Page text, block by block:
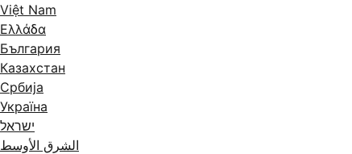
Việt Nam
Ελλάδα
България
Казахстан
Србија
Україна
ישראל
الشرق الأوسط